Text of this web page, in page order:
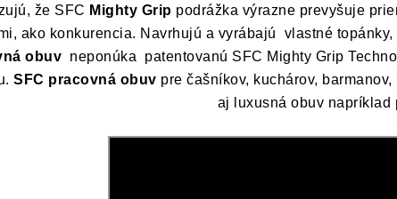
že SFC Mighty Grip podrážka výrazne prevyšuje
ako konkurencia. Navrhujú a vyrábajú
vlastné
obuv neponúka patentovanú SFC Mighty Grip
SFC pracovná obuv pre čašníkov, kuchárov,
aj luxusná obuv napríklad